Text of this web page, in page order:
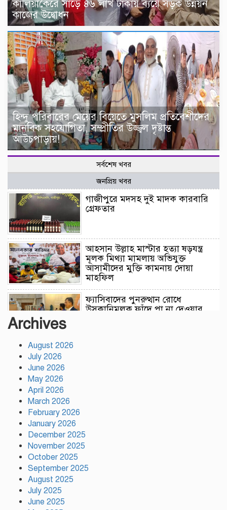
কালিয়াকৈরে সাড়ে ৪৬ লাখ টাকায় ব্যয়ে সড়ক উন্নয়ন
কাজের উদ্বোধন
হিন্দু পরিবারের মেয়ের বিয়েতে মুসলিম প্রতিবেশীদের
মানবিক সহযোগিতা, সম্প্রীতির উজ্জ্বল দৃষ্টান্ত
আউচপাড়ায়!
সর্বশেষ খবর
জনপ্রিয় খবর
গাজীপুরে মদসহ দুই মাদক কারবারি
গ্রেফতার
আহসান উল্লাহ মাস্টার হত্যা ষড়যন্ত্র
মূলক মিথ্যা মামলায় অভিযুক্ত
আসামীদের মুক্তি কামনায় দোয়া
মাহফিল
ফ্যাসিবাদের পুনরুত্থান রোধে
উসকানিমূলক ফাঁদে পা না দেওয়ার
সম্প্রীতির উজ্জ্বল দৃষ্টান্ত আউচপাড়ায়!
Archives
August 2026
July 2026
June 2026
May 2026
April 2026
March 2026
February 2026
January 2026
December 2025
November 2025
October 2025
September 2025
August 2025
July 2025
June 2025